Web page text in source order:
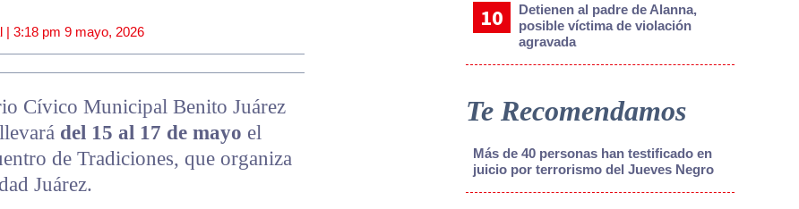
| 3:18 pm 9 mayo, 2026
Cívico Municipal Benito Juárez
del 15 al 17 de mayo el
de Tradiciones, que organiza
Juárez.
Detienen al padre de Alanna,
posible víctima de violación
agravada
Te Recomendamos
Más de 40 personas han testificado en
juicio por terrorismo del Jueves Negro